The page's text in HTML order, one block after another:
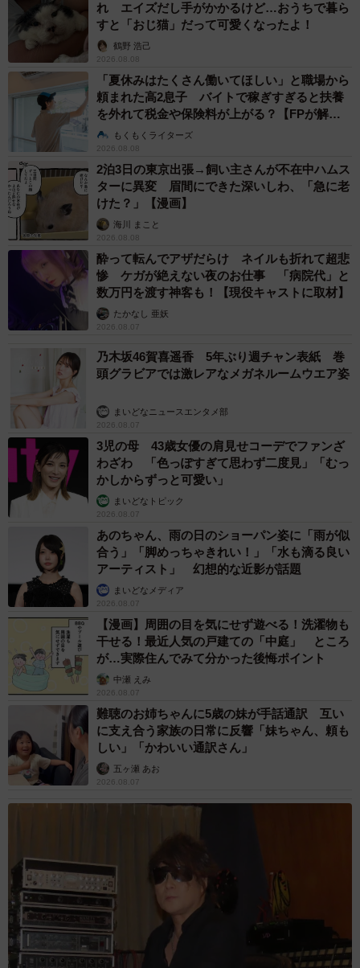
れ エイズだし手がかかるけど…おうちで暮ら
すと「おじ猫」だって可愛くなったよ！
鶴野 浩己
2026.08.08
「夏休みはたくさん働いてほしい」と職場から
頼まれた高2息子 バイトで稼ぎすぎると扶養
を外れて税金や保険料が上がる？【FPが解
説】もくもくライターズ
2026.08.08
2泊3日の東京出張→飼い主さんが不在中ハムス
ターに異変 眉間にできた深いしわ、「急に老
けた？」【漫画】
海川 まこと
2026.08.08
酔って転んでアザだらけ ネイルも折れて超悲
惨 ケガが絶えない夜のお仕事 「病院代」と
数万円を渡す神客も！【現役キャストに取材】
たかなし 亜妖
2026.08.07
乃木坂46賀喜遥香 5年ぶり週チャン表紙 巻
頭グラビアでは激レアなメガネルームウエア姿
まいどなニュースエンタメ部
2026.08.07
3児の母 43歳女優の肩見せコーデでファンざ
わざわ 「色っぽすぎて思わず二度見」「むっ
かしからずっと可愛い」
まいどなトピック
2026.08.07
あのちゃん、雨の日のショーパン姿に「雨が似
合う」「脚めっちゃきれい！」「水も滴る良い
アーティスト」 幻想的な近影が話題
まいどなメディア
2026.08.07
【漫画】周囲の目を気にせず遊べる！洗濯物も
干せる！最近人気の戸建ての「中庭」 ところ
が…実際住んでみて分かった後悔ポイント
中瀬 えみ
2026.08.07
難聴のお姉ちゃんに5歳の妹が手話通訳 互い
に支え合う家族の日常に反響「妹ちゃん、頼も
しい」「かわいい通訳さん」
五ヶ瀬 あお
2026.08.07